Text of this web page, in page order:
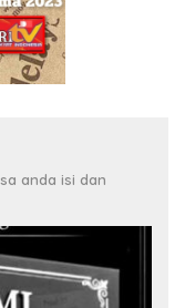
anda isi dan